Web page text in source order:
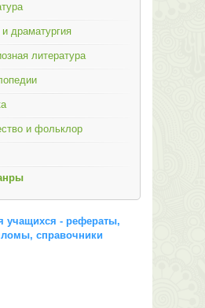
драматургия
литература
и фольклор
учащихся - рефераты,
справочники